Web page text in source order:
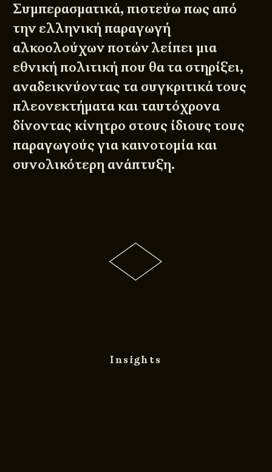
Συμπερασματικά, πιστεύω πως από
την ελληνική παραγωγή
αλκοολούχων ποτών λείπει μια
εθνική πολιτική που θα τα στηρίξει,
αναδεικνύοντας τα συγκριτικά τους
πλεονεκτήματα και ταυτόχρονα
δίνοντας κίνητρο στους ίδιους τους
παραγωγούς για καινοτομία και
συνολικότερη ανάπτυξη.
Insights